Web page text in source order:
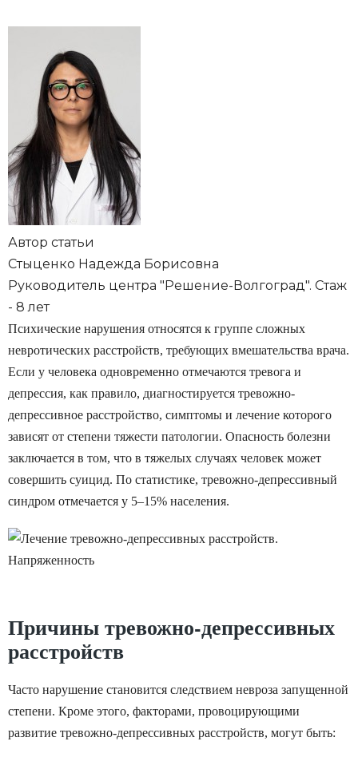
Автор статьи
Стыценко Надежда Борисовна
Руководитель центра "Решение-Волгоград". Стаж
- 8 лет
Психические нарушения относятся к группе сложных
невротических расстройств, требующих вмешательства врача.
Если у человека одновременно отмечаются тревога и
депрессия, как правило, диагностируется тревожно-
депрессивное расстройство, симптомы и лечение которого
зависят от степени тяжести патологии. Опасность болезни
заключается в том, что в тяжелых случаях человек может
совершить суицид. По статистике, тревожно-депрессивный
синдром отмечается у 5–15% населения.
Причины тревожно-депрессивных
расстройств
Часто нарушение становится следствием невроза запущенной
степени. Кроме этого, факторами, провоцирующими
развитие тревожно-депрессивных расстройств, могут быть: